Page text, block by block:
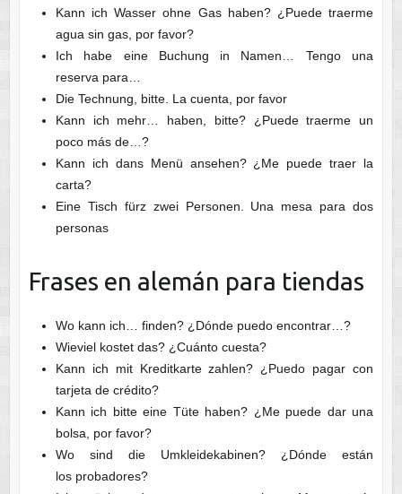
Kann ich Wasser ohne Gas haben? ¿Puede traerme
agua sin gas, por favor?
Ich habe eine Buchung in Namen… Tengo una
reserva para…
Die Technung, bitte. La cuenta, por favor
Kann ich mehr… haben, bitte? ¿Puede traerme un
poco más de…?
Kann ich dans Menü ansehen? ¿Me puede traer la
carta?
Eine Tisch fürz zwei Personen. Una mesa para dos
personas
Frases en alemán para tiendas
Wo kann ich… finden? ¿Dónde puedo encontrar…?
Wieviel kostet das? ¿Cuánto cuesta?
Kann ich mit Kreditkarte zahlen? ¿Puedo pagar con
tarjeta de crédito?
Kann ich bitte eine Tüte haben? ¿Me puede dar una
bolsa, por favor?
Wo sind die Umkleidekabinen? ¿Dónde están
los probadores?